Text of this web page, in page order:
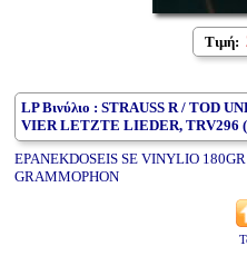
Τιμή:
LP Βινύλιο : STRAUSS R / TOD
VIER LETZTE LIEDER, TRV296
EPANEKDOSEIS SE VINYLIO
GRAMMOPHON